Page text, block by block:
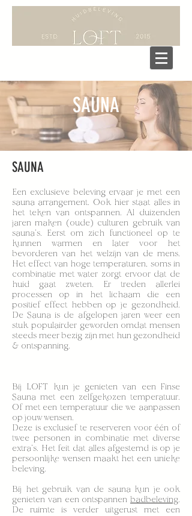
SAUNA
SAUNA
Een exclusieve beleving ervaar je met een
sauna arrangement. Ook hier staat alles in
het teken van ontspannen. Al duizenden
jaren maken (oude) culturen gebruik van
sauna’s. Eerst om zich functioneel op te
kunnen warmen en later voor het
bevorderen van het welzijn van de mens.
Het effect van hoge temperaturen, soms in
combinatie met water zorgt ervoor dat de
huid gaat zweten. Er treden allerlei
processen op in het lichaam die een
positief effect hebben op je gezondheid.
De Sauna is de afgelopen jaren weer een
stuk populairder geworden omdat mensen
steeds meer bezig zijn met hun gezondheid
& ontspanning.
Bij LOFT kun je genieten van een Finse
Sauna met een zelfgekozen temperatuur.
Of met een temperatuur die we aanpassen
op jouw wensen.
Deze is exclusief te reserveren voor één of
twee personen in combinatie met diverse
extra’s. Het feit dat alles afgestemd is op je
persoonlijke wensen maakt het een unieke
beleving.
Bij het gebruik van de sauna kun je ook
genieten van een ontspannen badbeleving.
De ruimte is verder uitgerust met een